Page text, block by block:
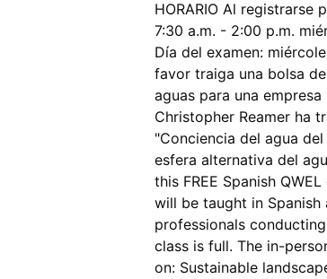
HORARIO Al
7:30 a.m. - 2:00 p.m.
Día del examen:
favor traiga una bolsa
aguas para una
Christopher Reamer ha
"Conciencia del agua
esfera alternativa del
this FREE Spanish
will be taught in
professionals
class is full. The in-
on: Sustainable